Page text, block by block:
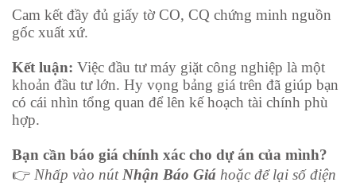
Cam kết đầy đủ giấy tờ CO, CQ chứng minh nguồn
gốc xuất xứ.
Kết luận: Việc đầu tư máy giặt công nghiệp là một
khoản đầu tư lớn. Hy vọng bảng giá trên đã giúp bạn
có cái nhìn tổng quan để lên kế hoạch tài chính phù
hợp.
Bạn cần báo giá chính xác cho dự án của mình?
👉 Nhấp vào nút Nhận Báo Giá hoặc để lại số điện